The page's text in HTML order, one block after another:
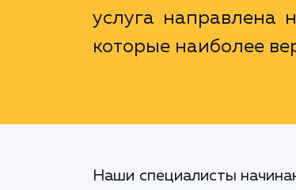
услуга направлена
которые наиболее
Наши специалисты